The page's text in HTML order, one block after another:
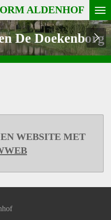
ALDENHOF
De Doekenborg
WEBSITE MET